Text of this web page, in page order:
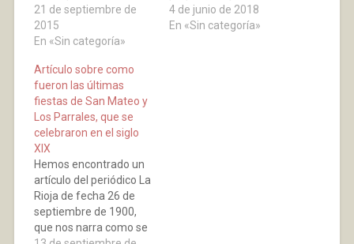
Salve a la patrona, la
Virgen de los Parrales,
Tras el acto religioso,
desplazaron hasta la
fachada de la ermita,
donde se quemó una
colección…
21 de septiembre de
2015
En «Sin categoría»
Plaza del Rosario. A
partir de las 11:30 h.
4 de junio de 2018
En «Sin categoría»
Artículo sobre como
fueron las últimas
fiestas de San Mateo y
Los Parrales, que se
celebraron en el siglo
XIX
Hemos encontrado un
artículo del periódico La
Rioja de fecha 26 de
septiembre de 1900,
que nos narra como se